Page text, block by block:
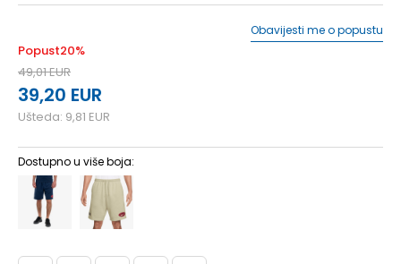
Popust20%
49,01EUR
39,20 EUR
Ušteda: 9,81 EUR
Obavijesti me o popustu
Dostupno u više boja: